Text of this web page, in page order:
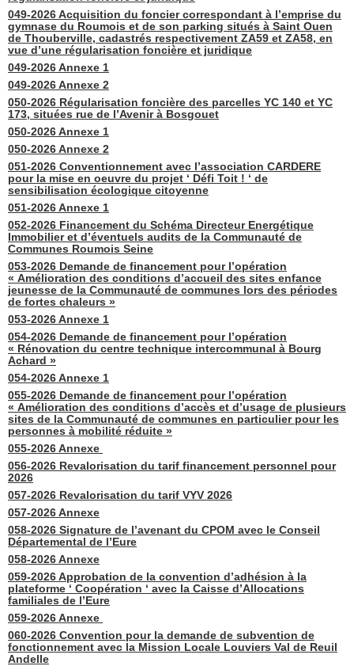
049-2026 Acquisition du foncier correspondant à l’emprise du
gymnase du Roumois et de son parking situés à Saint Ouen
de Thouberville, cadastrés respectivement ZA59 et ZA58, en
vue d’une régularisation foncière et juridique
049-2026 Annexe 1
049-2026 Annexe 2
050-2026 Régularisation foncière des parcelles YC 140 et YC
173, situées rue de l’Avenir à Bosgouet
050-2026 Annexe 1
050-2026 Annexe 2
051-2026 Conventionnement avec l’association CARDERE
pour la mise en oeuvre du projet ‘ Défi Toit ! ‘ de
sensibilisation écologique citoyenne
051-2026 Annexe 1
052-2026 Financement du Schéma Directeur Energétique
Immobilier et d’éventuels audits de la Communauté de
Communes Roumois Seine
053-2026 Demande de financement pour l’opération
« Amélioration des conditions d’accueil des sites enfance
jeunesse de la Communauté de communes lors des périodes
de fortes chaleurs »
053-2026 Annexe 1
054-2026 Demande de financement pour l’opération
« Rénovation du centre technique intercommunal à Bourg
Achard »
054-2026 Annexe 1
055-2026 Demande de financement pour l’opération
« Amélioration des conditions d’accès et d’usage de plusieurs
sites de la Communauté de communes en particulier pour les
personnes à mobilité réduite »
055-2026 Annexe
056-2026 Revalorisation du tarif financement personnel pour
2026
057-2026 Revalorisation du tarif VYV 2026
057-2026 Annexe
058-2026 Signature de l’avenant du CPOM avec le Conseil
Départemental de l’Eure
058-2026 Annexe
059-2026 Approbation de la convention d’adhésion à la
plateforme ‘ Coopération ‘ avec la Caisse d’Allocations
familiales de l’Eure
059-2026 Annexe
060-2026 Convention pour la demande de subvention de
fonctionnement avec la Mission Locale Louviers Val de Reuil
Andelle